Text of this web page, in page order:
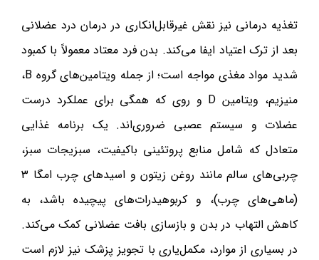
تغذیه درمانی نیز نقش غیرقابل‌انکاری در درمان درد عضلانی
بعد از ترک اعتیاد ایفا می‌کند. بدن فرد معتاد معمولاً با کمبود
شدید مواد مغذی مواجه است؛ از جمله ویتامین‌های گروه B،
منیزیم، ویتامین D و روی که همگی برای عملکرد درست
عضلات و سیستم عصبی ضروری‌اند. یک برنامه غذایی
متعادل که شامل منابع پروتئینی باکیفیت، سبزیجات سبز،
چربی‌های سالم مانند روغن زیتون و اسیدهای چرب امگا ۳
(ماهی‌های چرب)، و کربوهیدرات‌های پیچیده باشد، به
کاهش التهاب در بدن و بازسازی بافت عضلانی کمک می‌کند.
در بسیاری از موارد، مکمل‌یاری با تجویز پزشک نیز لازم است